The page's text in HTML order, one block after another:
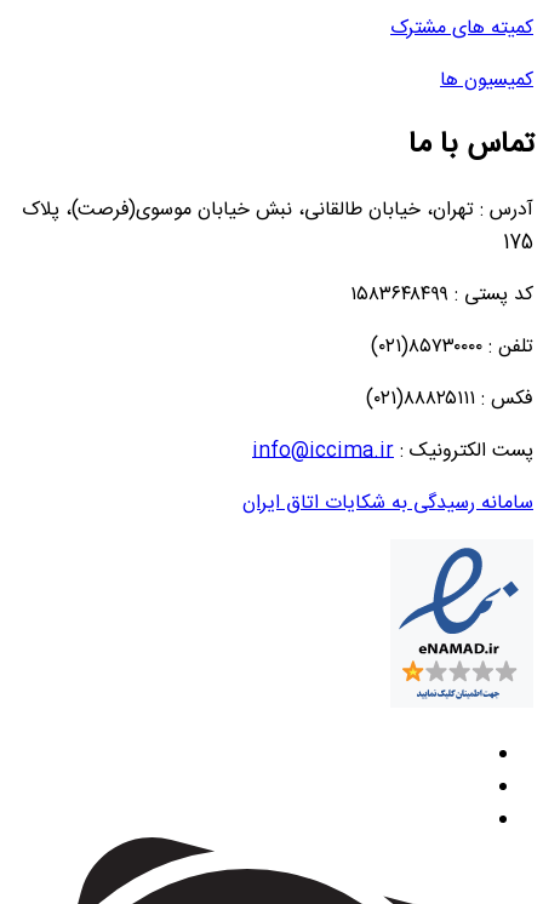
کمیته های مشترک
کمیسیون ها
تماس با ما
آدرس : تهران، خیابان طالقانی، نبش خیابان موسوی(فرصت)، پلاک
175
کد پستی : ۱۵۸۳۶۴۸۴۹۹
تلفن : ۸۵۷۳۰۰۰۰(۰۲۱)
فکس : ۸۸۸۲۵۱۱۱(۰۲۱)
پست الکترونیک :info@iccima.ir
سامانه رسیدگی به شکایات اتاق ایران